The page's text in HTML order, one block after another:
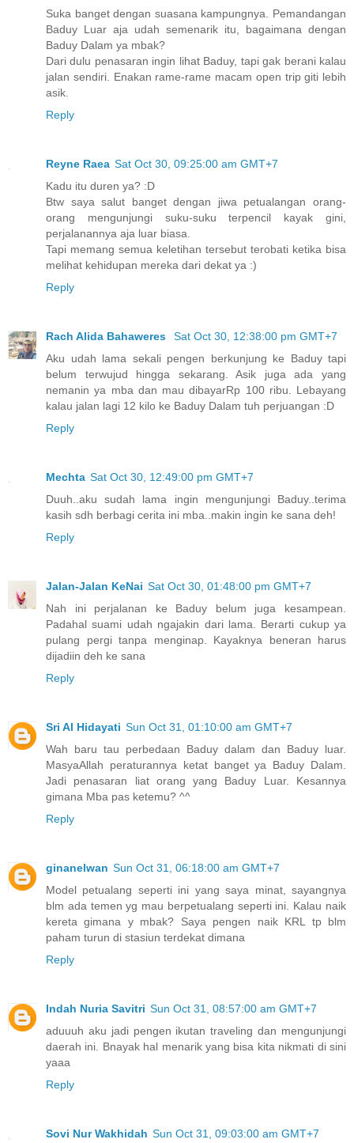
Suka banget dengan suasana kampungnya. Pemandangan
Baduy Luar aja udah semenarik itu, bagaimana dengan
Baduy Dalam ya mbak?
Dari dulu penasaran ingin lihat Baduy, tapi gak berani kalau
jalan sendiri. Enakan rame-rame macam open trip giti lebih
asik.
Reply
Reyne Raea Sat Oct 30, 09:25:00 am GMT+7
Kadu itu duren ya? :D
Btw saya salut banget dengan jiwa petualangan orang-
orang mengunjungi suku-suku terpencil kayak gini,
perjalanannya aja luar biasa.
Tapi memang semua keletihan tersebut terobati ketika bisa
melihat kehidupan mereka dari dekat ya :)
Reply
Rach Alida Bahaweres
Sat Oct 30, 12:38:00 pm GMT+7
Aku udah lama sekali pengen berkunjung ke Baduy tapi
belum terwujud hingga sekarang. Asik juga ada yang
nemanin ya mba dan mau dibayarRp 100 ribu. Lebayang
kalau jalan lagi 12 kilo ke Baduy Dalam tuh perjuangan :D
Reply
Mechta Sat Oct 30, 12:49:00 pm GMT+7
Duuh..aku sudah lama ingin mengunjungi Baduy..terima
kasih sdh berbagi cerita ini mba..makin ingin ke sana deh!
Reply
Jalan-Jalan KeNai Sat Oct 30, 01:48:00 pm GMT+7
Nah ini perjalanan ke Baduy belum juga kesampean.
Padahal suami udah ngajakin dari lama. Berarti cukup ya
pulang pergi tanpa menginap. Kayaknya beneran harus
dijadiin deh ke sana
Reply
Sri Al Hidayati Sun Oct 31, 01:10:00 am GMT+7
Wah baru tau perbedaan Baduy dalam dan Baduy luar.
MasyaAllah peraturannya ketat banget ya Baduy Dalam.
Jadi penasaran liat orang yang Baduy Luar. Kesannya
gimana Mba pas ketemu? ^^
Reply
ginanelwan Sun Oct 31, 06:18:00 am GMT+7
Model petualang seperti ini yang saya minat, sayangnya
blm ada temen yg mau berpetualang seperti ini. Kalau naik
kereta gimana y mbak? Saya pengen naik KRL tp blm
paham turun di stasiun terdekat dimana
Reply
Indah Nuria Savitri Sun Oct 31, 08:57:00 am GMT+7
aduuuh aku jadi pengen ikutan traveling dan mengunjungi
daerah ini. Bnayak hal menarik yang bisa kita nikmati di sini
yaaa
Reply
Sovi Nur Wakhidah Sun Oct 31, 09:03:00 am GMT+7